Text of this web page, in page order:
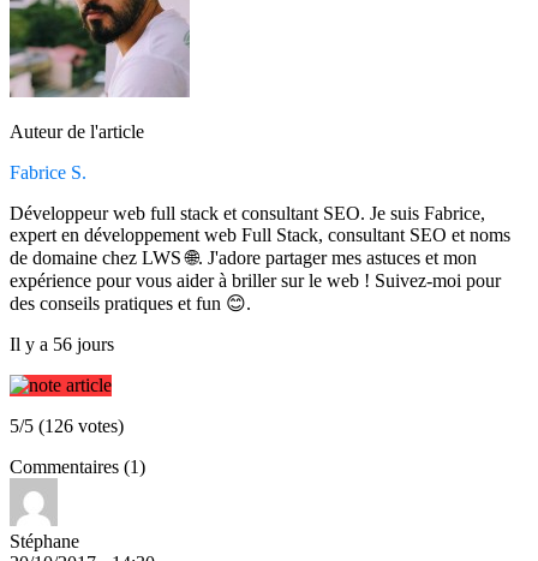
Auteur de l'article
Fabrice S.
Développeur web full stack et consultant SEO. Je suis Fabrice,
expert en développement web Full Stack, consultant SEO et noms
de domaine chez LWS 🌐. J'adore partager mes astuces et mon
expérience pour vous aider à briller sur le web ! Suivez-moi pour
des conseils pratiques et fun 😊.
Il y a 56 jours
5/5 (126 votes)
Commentaires (1)
Stéphane